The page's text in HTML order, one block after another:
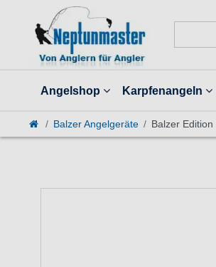
Angelshop Karpfenangeln
Balzer Angelgeräte Balzer